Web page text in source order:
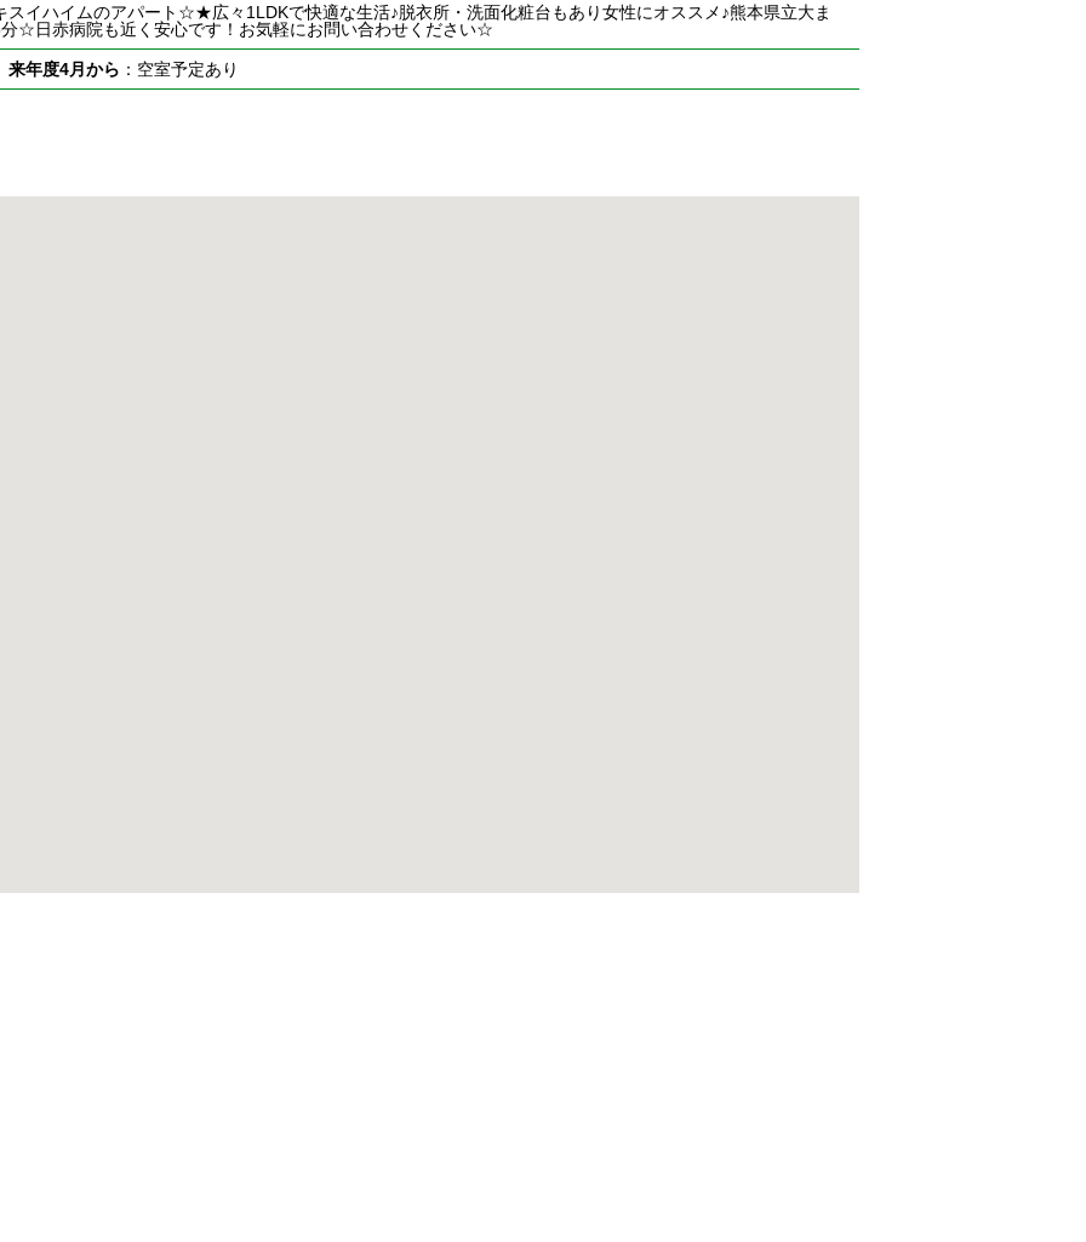
スイハイムのアパート☆★広々1LDKで快適な生活♪脱衣所・洗面化粧台もあり女性にオススメ♪熊本県立大ま
☆日赤病院も近く安心です！お気軽にお問い合わせください☆
来年度4月から ：空室予定あり